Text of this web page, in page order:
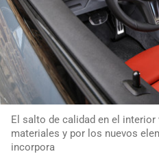
El salto de calidad en el
materiales y por los nuevos
incorpora